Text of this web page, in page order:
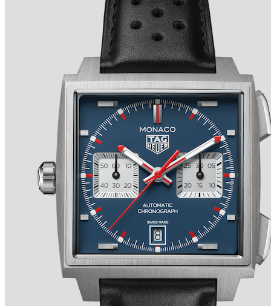
TRADITION SECONDE RÉTROGRADE 7037 de